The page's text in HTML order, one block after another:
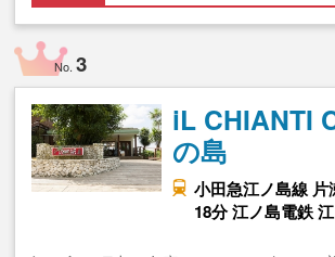
No.3
iL CHIANTI
の島
小田急江ノ島線
18分 江ノ島電鉄